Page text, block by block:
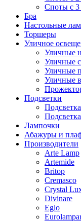
Споты с 3
Бра
Настольные
Торшеры
Уличное
Уличные
Уличные
Уличные
Уличные
Подсветки
Лампочки
Абажуры и
Производители
Arte Lamp
Artemide
Britop
Cremasco
Crystal
Divinare
Eglo